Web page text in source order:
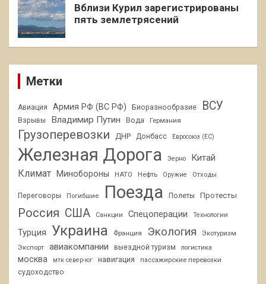
Вблизи Курил зарегистрированы
пять землетрясений
Метки
Авиация Армия РФ (ВС РФ) Биоразнообразие ВСУ
Взрывы Владимир Путин Вода Германия
Грузоперевозки ДНР Донбасс Евросоюз (ЕС)
Железная Дорога Зерно Китай
Климат Минобороны НАТО Нефть Оружие Отходы
Переговоры Погибшие Поезда Полеты Протесты
Россия США Санкции Спецоперации Технологии
Турция Украина Франция Экология
Экотуризм
Экспорт
авиакомпании выездной туризм логистика
москва мтк север-юг навигация
пассажирские перевозки
судоходство